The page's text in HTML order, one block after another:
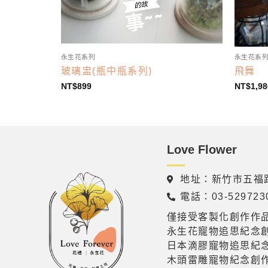
永生花系列
玻璃盅(瓶中瓶系列)
NT$899
永生花系
飛舞
NT$
Love Flower
地址：新竹市五
電話：03-
僅接受客製化創作作
永生花寵物追思紀
日本滴膠寵物追思紀
木頭雷雕寵物紀念創